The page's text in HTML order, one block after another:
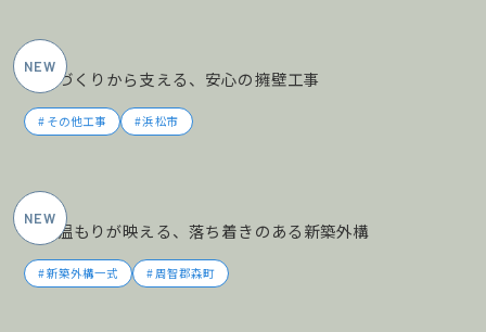
土地づくりから支える、安心の擁壁工事
その他工事 浜松市
木の温もりが映える、落ち着きのある新築外構
新築外構一式 周智郡森町